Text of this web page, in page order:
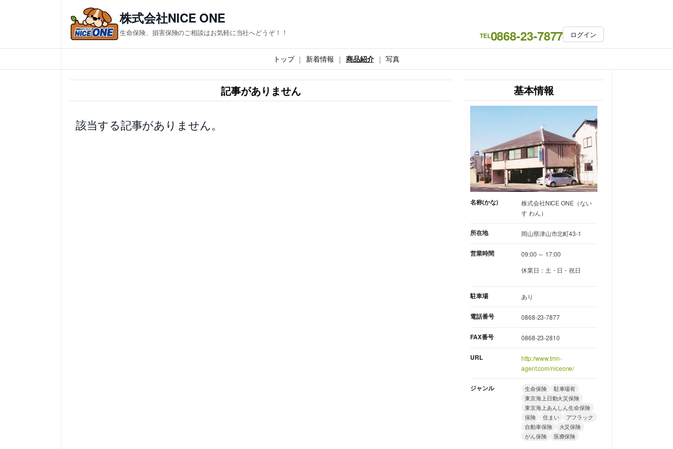
ス
キ
株式会社NICE ONE
生命保険、損害保険のご相談はお気軽に当社へどうぞ！！ TEL0868-23-7877 ログイン
トップ 新着情報 商品紹介 写真
記事がありません
該当する記事がありません。
基本情報
名称(かな)
株式会社NICE ONE（ない
す わん）
所在地 岡山県津山市北町43-1
営業時間
09:00 ～ 17:00
休業日：土・日・祝日
駐車場 あり
電話番号 0868-23-7877
FAX番号 0868-23-2810
URL
http://www.tmn-
agent.com/niceone/
ジャンル 生命保険
駐車場有
東京海上日動火災保険
東京海上あんしん生命保険
保険
住まい
アフラック
自動車保険
火災保険
がん保険
医療保険